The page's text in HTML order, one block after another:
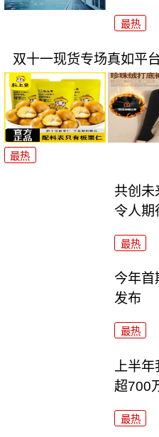
最热
双十一现货专场真如平
最热
共创未
令人期
最热
今年首
发布
最热
上半年
超700
最热